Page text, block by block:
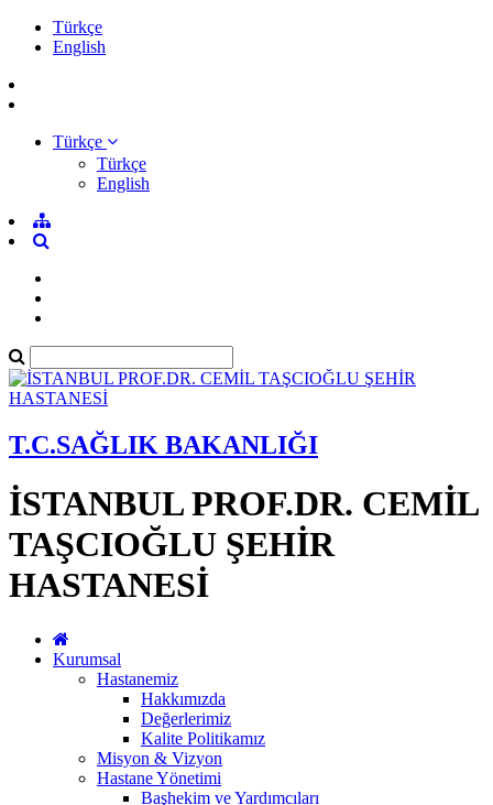
Türkçe
English
Türkçe
Türkçe
English
T.C.SAĞLIK BAKANLIĞI
İSTANBUL PROF.DR. CEMİL
TAŞCIOĞLU ŞEHİR
HASTANESİ
Kurumsal
Hastanemiz
Hakkımızda
Değerlerimiz
Kalite Politikamız
Misyon & Vizyon
Hastane Yönetimi
Başhekim ve Yardımcıları